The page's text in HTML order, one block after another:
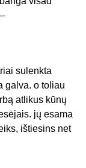
sulenkta
galva. o toliau
atlikus kūnų
jų esama
ištiesins net